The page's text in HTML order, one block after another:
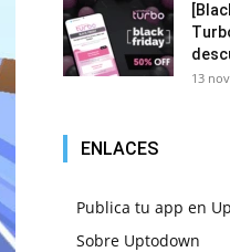
13
ENLACES
Publica tu app en
Sobre Uptodown